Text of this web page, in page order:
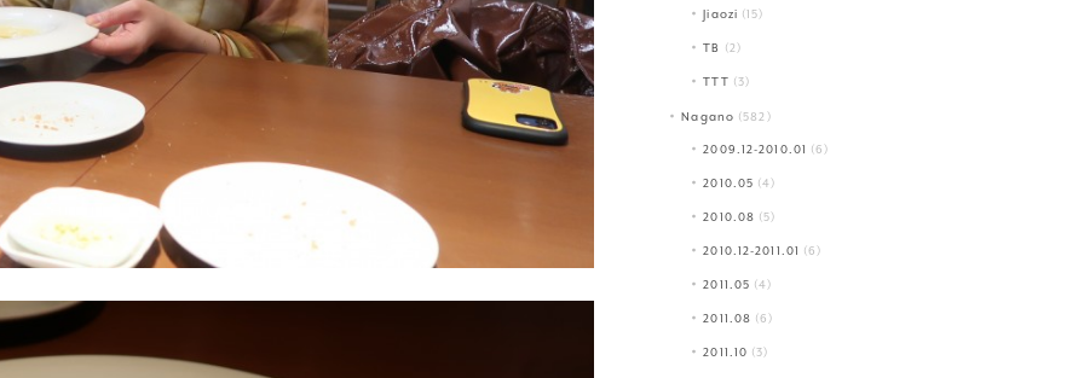
Jiaozi (15)
TB (2)
TTT (3)
Nagano (582)
2009.12-2010.01 (6)
2010.05 (4)
2010.08 (5)
2010.12-2011.01 (6)
2011.05 (4)
2011.08 (6)
2011.10 (3)